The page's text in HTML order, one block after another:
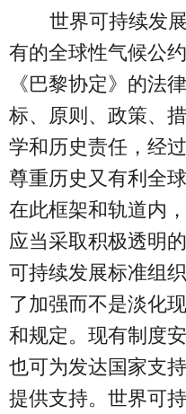
世界可持续发
有的全球性气候公
《巴黎协定》的法
标、原则、政策、
学和历史责任，经
尊重历史又有利全
在此框架和轨道内
应当采取积极透明
可持续发展标准组
了加强而不是淡化
和规定。现有制度
也可为发达国家支
提供支持。世界可